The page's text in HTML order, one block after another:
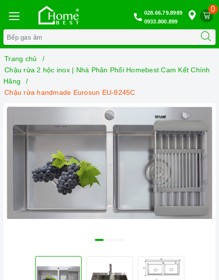
0
028.66.79.8989
0933.800.899
Trang chủ
Chậu rửa 2 hộc inox | Nhà Phân Phối Homebest Cam Kết Chính
Hãng
Chậu rửa handmade Eurosun EU-8245C